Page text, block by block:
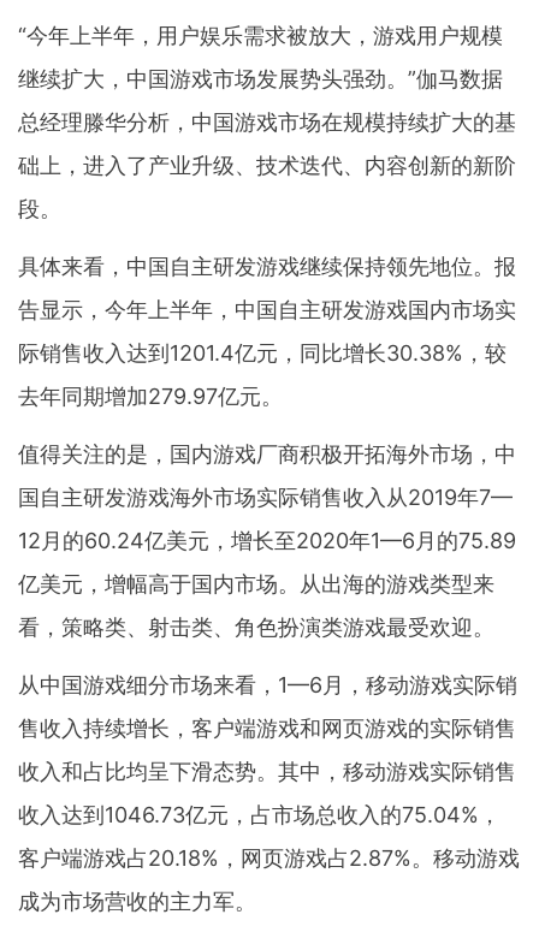
“今年上半年，用户娱乐需求被放大，游戏用户规模
继续扩大，中国游戏市场发展势头强劲。”伽马数据
总经理滕华分析，中国游戏市场在规模持续扩大的基
础上，进入了产业升级、技术迭代、内容创新的新阶
段。
具体来看，中国自主研发游戏继续保持领先地位。报
告显示，今年上半年，中国自主研发游戏国内市场实
际销售收入达到1201.4亿元，同比增长30.38%，较
去年同期增加279.97亿元。
值得关注的是，国内游戏厂商积极开拓海外市场，中
国自主研发游戏海外市场实际销售收入从2019年7—
12月的60.24亿美元，增长至2020年1—6月的75.89
亿美元，增幅高于国内市场。从出海的游戏类型来
看，策略类、射击类、角色扮演类游戏最受欢迎。
从中国游戏细分市场来看，1—6月，移动游戏实际销
售收入持续增长，客户端游戏和网页游戏的实际销售
收入和占比均呈下滑态势。其中，移动游戏实际销售
收入达到1046.73亿元，占市场总收入的75.04%，
客户端游戏占20.18%，网页游戏占2.87%。移动游戏
成为市场营收的主力军。